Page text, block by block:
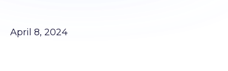
April 8, 2024